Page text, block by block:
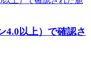
4.0以上）で確認さ